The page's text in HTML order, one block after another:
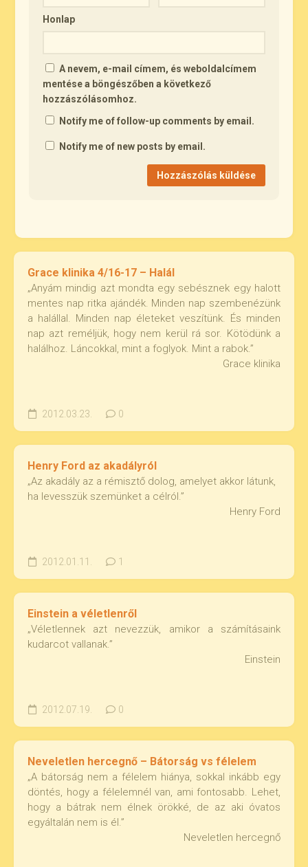
Honlap
A nevem, e-mail címem, és weboldalcímem
mentése a böngészőben a következő
hozzászólásomhoz.
Notify me of follow-up comments by email.
Notify me of new posts by email.
Grace klinika 4/16-17 – Halál
„Anyám mindig azt mondta egy sebésznek egy halott
mentes nap ritka ajándék. Minden nap szembenézünk
a halállal. Minden nap életeket veszítünk. És minden
nap azt reméljük, hogy nem kerül rá sor. Kötödünk a
halálhoz. Láncokkal, mint a foglyok. Mint a rabok.”
Grace klinika
2012.03.23. 0
Henry Ford az akadályról
„Az akadály az a rémisztő dolog, amelyet akkor látunk,
ha levesszük szemünket a célról.”
Henry Ford
2012.01.11. 1
Einstein a véletlenről
„Véletlennek azt nevezzük, amikor a számításaink
kudarcot vallanak.”
Einstein
2012.07.19. 0
Neveletlen hercegnő – Bátorság vs félelem
„A bátorság nem a félelem hiánya, sokkal inkább egy
döntés, hogy a félelemnél van, ami fontosabb. Lehet,
hogy a bátrak nem élnek örökké, de az aki óvatos
egyáltalán nem is él.”
Neveletlen hercegnő